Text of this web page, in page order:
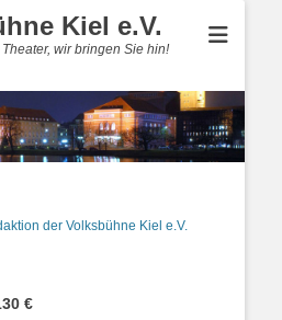
Kiel e.V.
wir bringen Sie hin!
der Volksbühne Kiel e.V.
€